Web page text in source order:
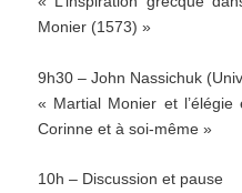
Monier (1573) »
9h30 – John Nassichuk
« Martial Monier et
Corinne et à soi-même »
10h – Discussion et pause